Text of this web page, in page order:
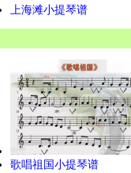
上海滩小提琴谱
歌唱祖国小提琴谱